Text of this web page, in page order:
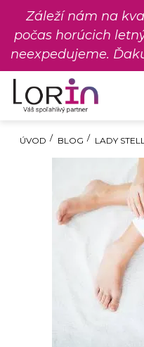
Záleží nám na
počas horúcich
neexpedujeme.
ÚVOD BLOG LADY